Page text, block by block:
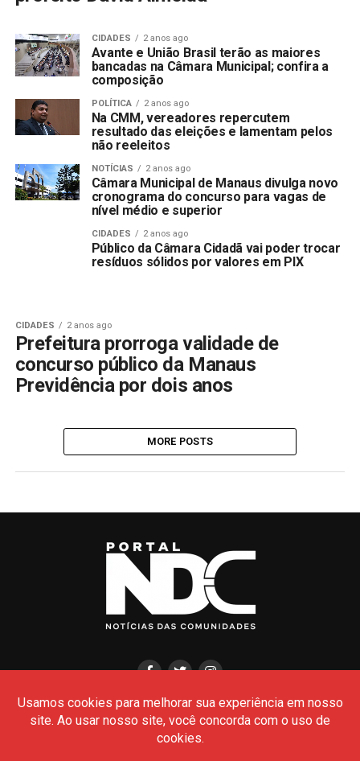
CIDADES 2 anos ago
Avante e União Brasil terão as maiores
bancadas na Câmara Municipal; confira a
composição
POLÍTICA 2 anos ago
Na CMM, vereadores repercutem
resultado das eleições e lamentam pelos
não reeleitos
NOTÍCIAS 2 anos ago
Câmara Municipal de Manaus divulga novo
cronograma do concurso para vagas de
nível médio e superior
CIDADES 2 anos ago
Público da Câmara Cidadã vai poder trocar
resíduos sólidos por valores em PIX
CIDADES 2 anos ago
Prefeitura prorroga validade de
concurso público da Manaus
Previdência por dois anos
MORE POSTS
HOME POLÍCIA POLÍTICA
AMAZONAS
CULTURA